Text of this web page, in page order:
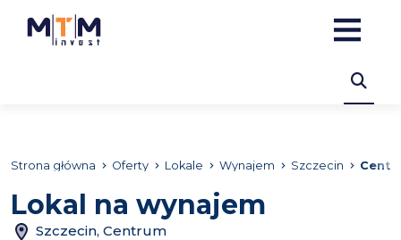
Strona główna Oferty Lokale Wynajem Szczecin
Lokal na wynajem
Szczecin, Centrum